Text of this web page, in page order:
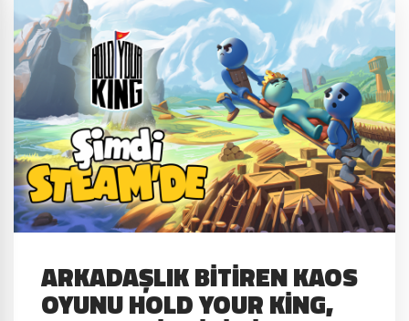
ARKADAŞLIK BITIREN KAOS
OYUNU HOLD YOUR KING,